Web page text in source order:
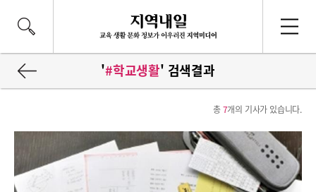
'#학교생활' 검색결과
총7개의 기사가 있습니다.